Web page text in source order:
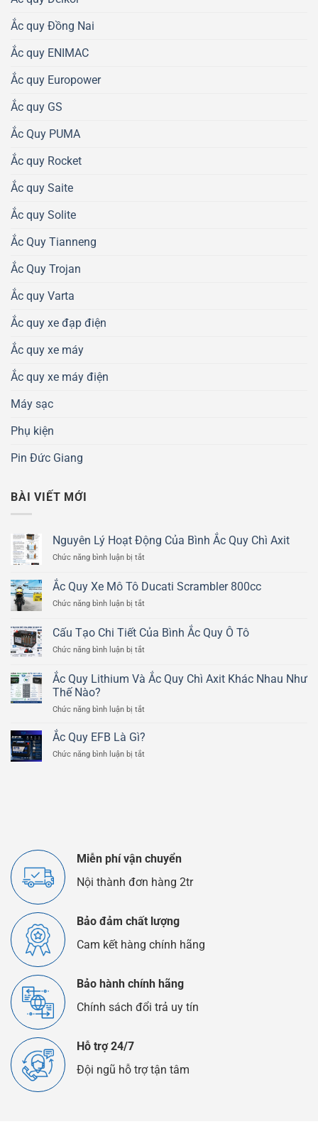
Ắc quy Đồng Nai
Ắc quy ENIMAC
Ắc quy Europower
Ắc quy GS
Ắc Quy PUMA
Ắc quy Rocket
Ắc quy Saite
Ắc quy Solite
Ắc Quy Tianneng
Ắc Quy Trojan
Ắc quy Varta
Ắc quy xe đạp điện
Ắc quy xe máy
Ắc quy xe máy điện
Máy sạc
Phụ kiện
Pin Đức Giang
BÀI VIẾT MỚI
Nguyên Lý Hoạt Động Của Bình Ắc Quy Chì Axit
Chức năng bình luận bị tắt
Lý
Hoạt
Động
Bình
Quy
Axit
Ắc Quy Xe Mô Tô Ducati Scrambler 800cc
Chức năng bình luận bị tắt
Quy
Xe
Mô
Ducati
Scrambler
Cấu Tạo Chi Tiết Của Bình Ắc Quy Ô Tô
Chức năng bình luận bị tắt
Tạo
Chi
Của
Ắc
Ô
Ắc Quy Lithium Và Ắc Quy Chì Axit Khác Nhau Như
Thế Nào?
Chức năng bình luận bị tắt
Quy
Và
Thế
Ắc Quy EFB Là Gì?
Chức năng bình luận bị tắt
Miễn phí vận chuyển
Nội thành đơn hàng 2tr
Bảo đảm chất lượng
Cam kết hàng chính hãng
Bảo hành chính hãng
Chính sách đổi trả uy tín
Hỗ trợ 24/7
Đội ngũ hỗ trợ tận tâm